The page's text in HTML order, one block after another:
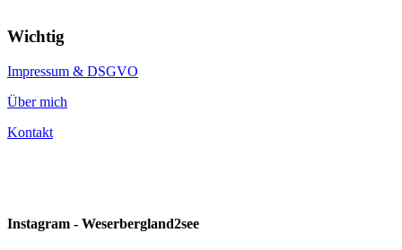
Wichtig
Impressum & DSGVO
Über mich
Kontakt
Instagram - Weserbergland2see